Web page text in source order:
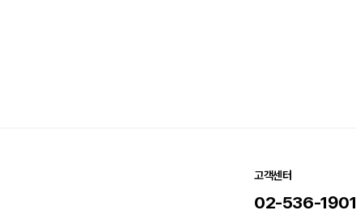
고객센터
02-536-1901